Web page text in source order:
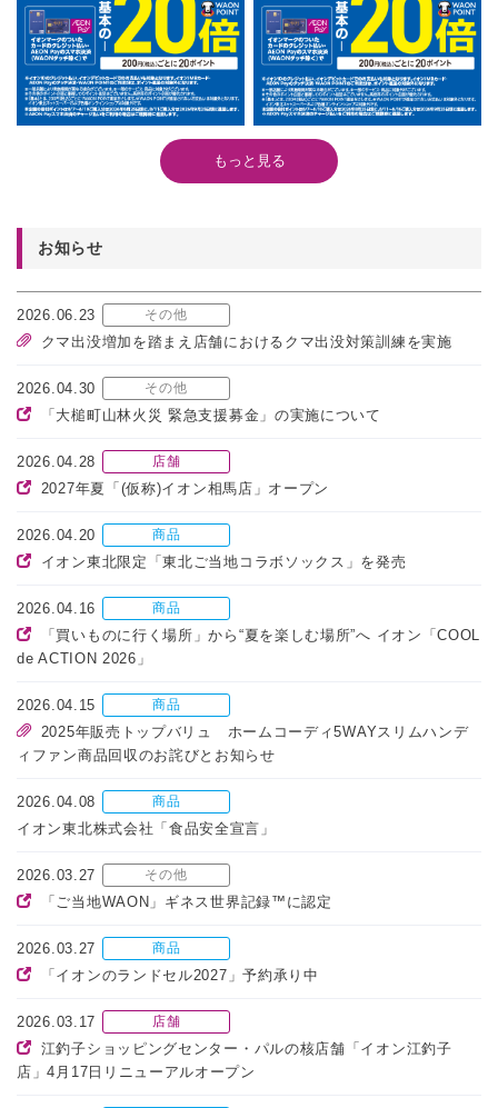
もっと見る
お知らせ
2026.06.23 その他
クマ出没増加を踏まえ店舗におけるクマ出没対策訓練を実施
2026.04.30 その他
「大槌町山林火災 緊急支援募金」の実施について
2026.04.28 店舗
2027年夏「(仮称)イオン相馬店」オープン
2026.04.20 商品
イオン東北限定「東北ご当地コラボソックス」を発売
2026.04.16 商品
「買いものに行く場所」から“夏を楽しむ場所”へ イオン「COOL
de ACTION 2026」
2026.04.15 商品
2025年販売トップバリュ ホームコーディ5WAYスリムハンデ
ィファン商品回収のお詫びとお知らせ
2026.04.08 商品
イオン東北株式会社「食品安全宣言」
2026.03.27 その他
「ご当地WAON」ギネス世界記録™に認定
2026.03.27 商品
「イオンのランドセル2027」予約承り中
2026.03.17 店舗
江釣子ショッピングセンター・パルの核店舗「イオン江釣子
店」4月17日リニューアルオープン